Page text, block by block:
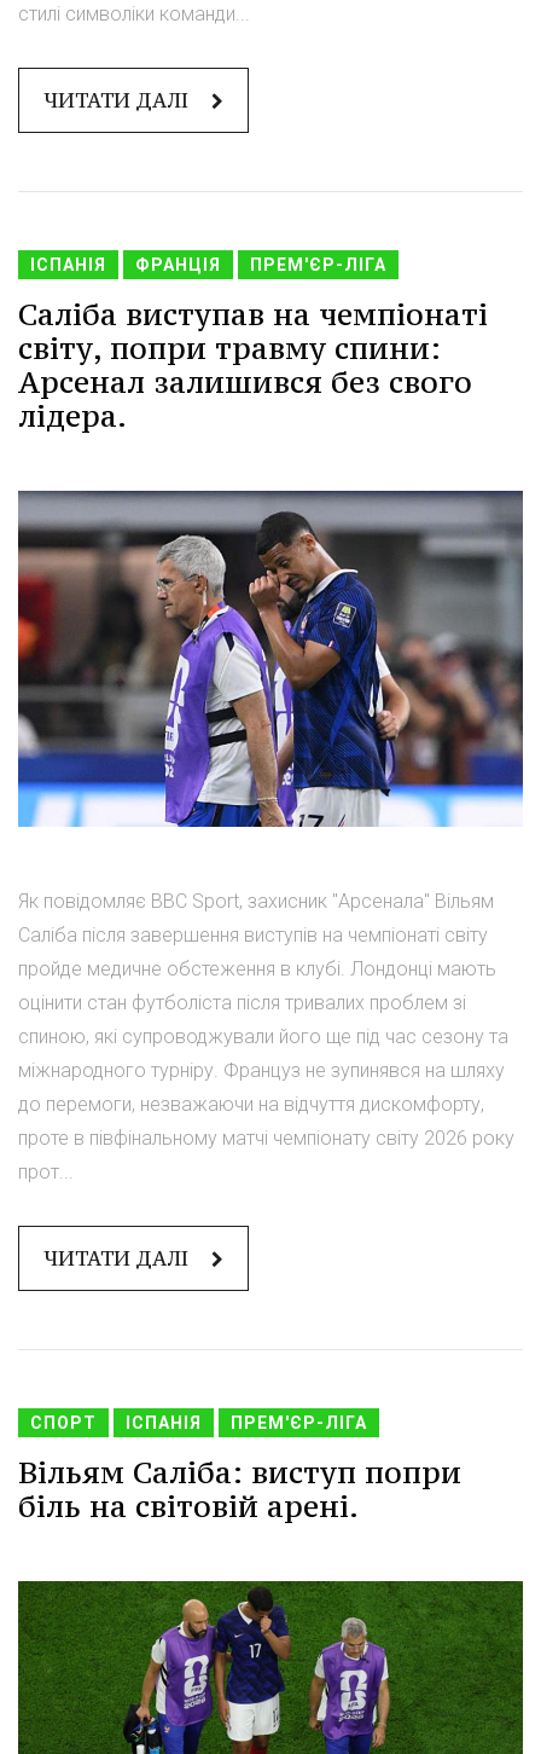
стилі символіки команди...
ЧИТАТИ ДАЛІ
ІСПАНІЯ ФРАНЦІЯ ПРЕМ'ЄР-ЛІГА
Саліба виступав на чемпіонаті
світу, попри травму спини:
Арсенал залишився без свого
лідера.
Як повідомляє BBC Sport, захисник "Арсенала" Вільям
Саліба після завершення виступів на чемпіонаті світу
пройде медичне обстеження в клубі. Лондонці мають
оцінити стан футболіста після тривалих проблем зі
спиною, які супроводжували його ще під час сезону та
міжнародного турніру. Француз не зупинявся на шляху
до перемоги, незважаючи на відчуття дискомфорту,
проте в півфінальному матчі чемпіонату світу 2026 року
прот...
ЧИТАТИ ДАЛІ
СПОРТ ІСПАНІЯ ПРЕМ'ЄР-ЛІГА
Вільям Саліба: виступ попри
біль на світовій арені.